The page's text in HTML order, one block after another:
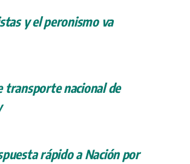
y el peronismo va
transporte nacional de
rápido a Nación por